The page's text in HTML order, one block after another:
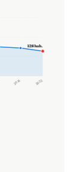
2016 2022
128 hab.